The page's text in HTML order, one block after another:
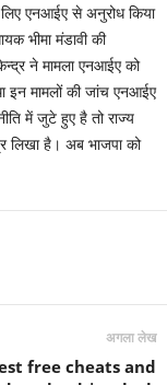
एनआईए से अनुरोध किया
भीमा मंडावी की
ने मामला एनआईए को
इन मामलों की जांच एनआईए
में जुटे हुए है तो राज्य
लिखा है। अब भाजपा को
अगला लेख
free cheats and